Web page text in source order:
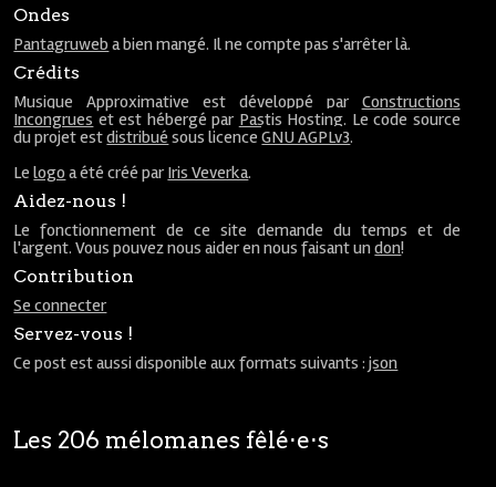
Ondes
Pantagruweb a bien mangé. Il ne compte pas s'arrêter là.
Crédits
Musique Approximative est développé par Constructions
Incongrues et est hébergé par Pastis Hosting. Le code source
du projet estdistribué sous licenceGNU AGPLv3.
Lelogo a été créé par Iris Veverka.
Aidez-nous !
Le fonctionnement de ce site demande du temps et de
l'argent. Vous pouvez nous aider en nous faisant undon!
Contribution
Se connecter
Servez-vous !
Ce post est aussi disponible aux formats suivants :json
Les 206 mélomanes fêlé⋅e⋅s